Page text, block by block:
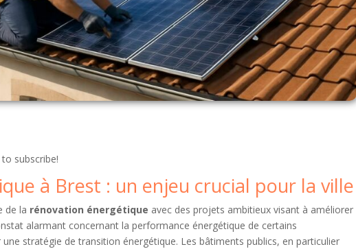
subscribe!
à Brest : un enjeu crucial pour la ville
de la rénovation énergétique avec des projets ambitieux visant à améliorer
alarmant concernant la performance énergétique de certains
stratégie de transition énergétique. Les bâtiments publics, en particulier